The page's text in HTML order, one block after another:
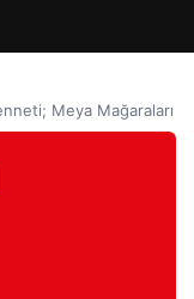
Meya Mağaraları